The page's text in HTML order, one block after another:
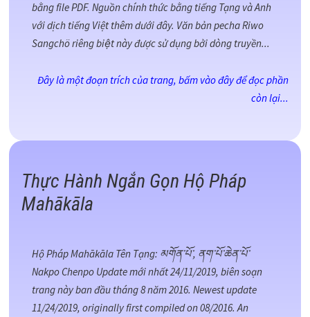
bằng file PDF. Nguồn chính thức bằng tiếng Tạng và Anh
với dịch tiếng Việt thêm dưới đây. Văn bản pecha Riwo
Sangchö riêng biệt này được sử dụng bởi dòng truyền...
Đây là một đoạn trích của trang, bấm vào đây để đọc phần
còn lại...
Thực Hành Ngắn Gọn Hộ Pháp
Mahākāla
Hộ Pháp Mahākāla Tên Tạng: མགོན་པོ་, ནག་པོ་ཆེན་པོ་
Nakpo Chenpo Update mới nhất 24/11/2019, biên soạn
trang này ban đầu tháng 8 năm 2016. Newest update
11/24/2019, originally first compiled on 08/2016. An